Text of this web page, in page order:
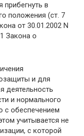
в
положения (ст. 7
от 30.01.2002 N
Закона о
и для
деятельность
и нормального
с обеспечением
учитывается не
с которой